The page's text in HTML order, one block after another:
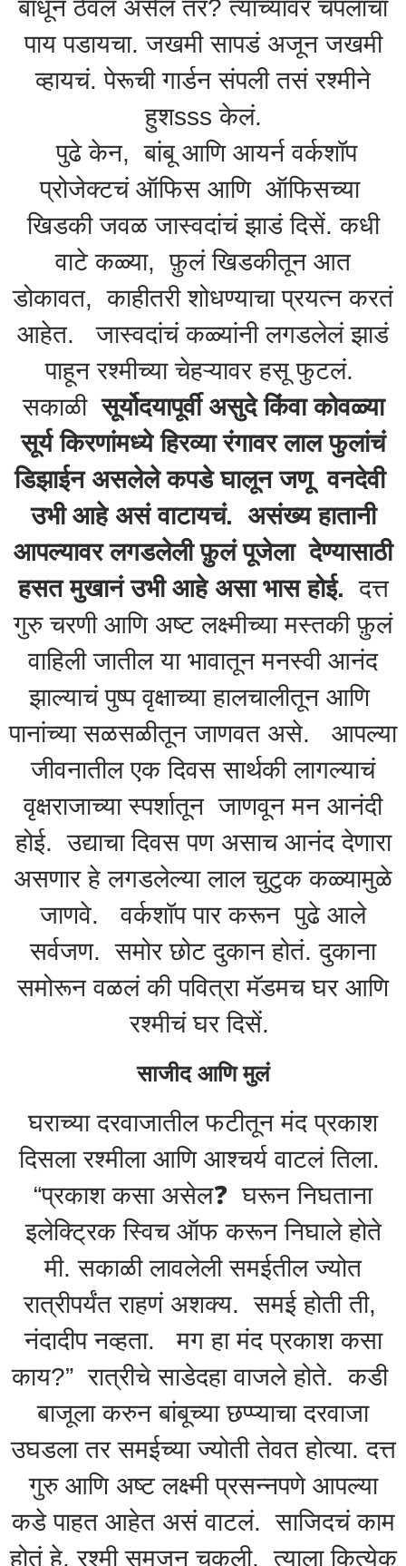
बांधून ठेवलं असेल तर? त्याच्यावर चपलांचा
पाय पडायचा. जखमी सापडं अजून जखमी
व्हायचं. पेरूची गार्डन संपली तसं रश्मीने
हुशsss केलं.
पुढे केन, बांबू आणि आयर्न वर्कशॉप
प्रोजेक्टचं ऑफिस आणि ऑफिसच्या
खिडकी जवळ जास्वदांचं झाडं दिसें. कधी
वाटे कळ्या, फ़ुलं खिडकीतून आत
डोकावत, काहीतरी शोधण्याचा प्रयत्न करतं
आहेत. जास्वदांचं कळ्यांनी लगडलेलं झाडं
पाहून रश्मीच्या चेहऱ्यावर हसू फुटलं.
सकाळीसूर्योदयापूर्वी असुदे किंवा कोवळ्या
सूर्य किरणांमध्ये हिरव्या रंगावर लाल फुलांचं
डिझाईन असलेले कपडे घालून जणू वनदेवी
उभी आहे असं वाटायचं. असंख्य हातानी
आपल्यावर लगडलेली फ़ुलं पूजेला देण्यासाठी
हसत मुखानं उभी आहे असा भास होई. दत्त
गुरु चरणी आणि अष्ट लक्ष्मीच्या मस्तकी फ़ुलं
वाहिली जातील या भावातून मनस्वी आनंद
झाल्याचं पुष्प वृक्षाच्या हालचालीतून आणि
पानांच्या सळसळीतून जाणवत असे. आपल्या
जीवनातील एक दिवस सार्थकी लागल्याचं
वृक्षराजाच्या स्पर्शातून जाणवून मन आनंदी
होई. उद्याचा दिवस पण असाच आनंद देणारा
असणार हे लगडलेल्या लाल चुटुक कळ्यामुळे
जाणवे. वर्कशॉप पार करून पुढे आले
सर्वजण. समोर छोट दुकान होतं. दुकाना
समोरून वळलं की पवित्रा मॅडमच घर आणि
रश्मीचं घर दिसें.
साजीद आणि मुलं
घराच्या दरवाजातील फटीतून मंद प्रकाश
दिसला रश्मीला आणि आश्चर्य वाटलं तिला.
“प्रकाश कसा असेल❓️ घरून निघताना
इलेक्ट्रिक स्विच ऑफ करून निघाले होते
मी. सकाळी लावलेली समईतील ज्योत
रात्रीपर्यंत राहणं अशक्य. समई होती ती,
नंदादीप नव्हता. मग हा मंद प्रकाश कसा
काय?” रात्रीचे साडेदहा वाजले होते. कडी
बाजूला करुन बांबूच्या छप्प्याचा दरवाजा
उघडला तर समईच्या ज्योती तेवत होत्या. दत्त
गुरु आणि अष्ट लक्ष्मी प्रसन्नपणे आपल्या
कडे पाहत आहेत असं वाटलं. साजिदचं काम
होतं हे, रश्मी समजून चुकली. त्याला कित्येक